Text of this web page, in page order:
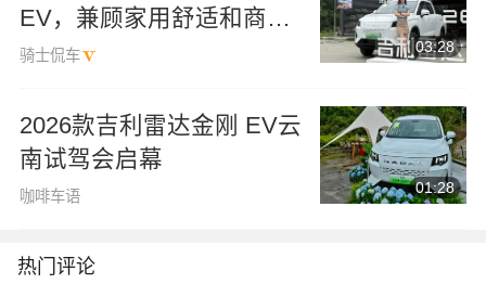
EV，兼顾家用舒适和商用
装载，关键还省钱
骑士侃车
03:28
2026款吉利雷达金刚 EV云
南试驾会启幕
咖啡车语
01:28
热门评论